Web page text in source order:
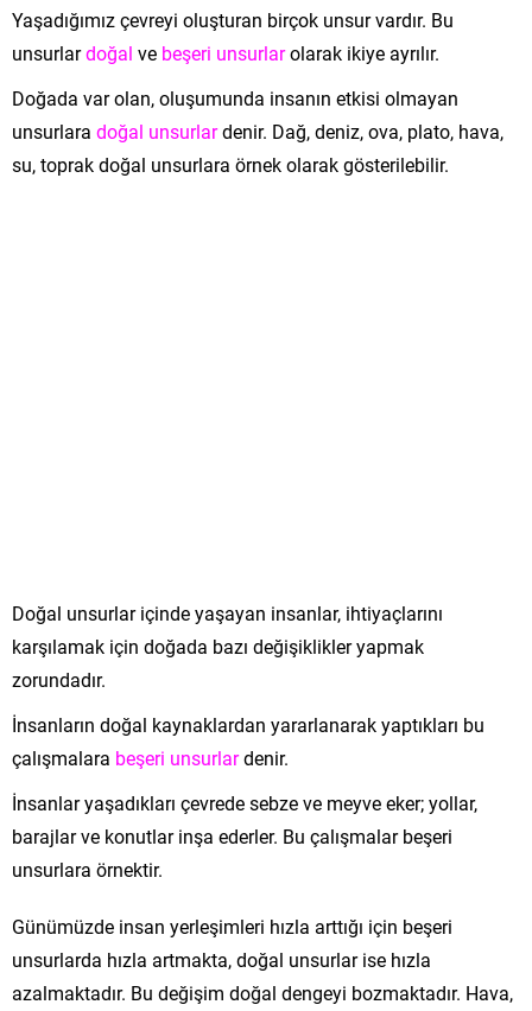
Yaşadığımız çevreyi oluşturan birçok unsur vardır. Bu
unsurlardoğal ve beşeri unsurlarolarak ikiye ayrılır.
Doğada var olan, oluşumunda insanın etkisi olmayan
unsurlara doğal unsurlardenir. Dağ, deniz, ova, plato, hava,
su, toprak doğal unsurlara örnek olarak gösterilebilir.
Doğal unsurlar içinde yaşayan insanlar, ihtiyaçlarını
karşılamak için doğada bazı değişiklikler yapmak
zorundadır.
İnsanların doğal kaynaklardan yararlanarak yaptıkları bu
çalışmalara beşeri unsurlardenir.
İnsanlar yaşadıkları çevrede sebze ve meyve eker; yollar,
barajlar ve konutlar inşa ederler. Bu çalışmalar beşeri
unsurlara örnektir.
Günümüzde insan yerleşimleri hızla arttığı için beşeri
unsurlarda hızla artmakta, doğal unsurlar ise hızla
azalmaktadır. Bu değişim doğal dengeyi bozmaktadır. Hava,